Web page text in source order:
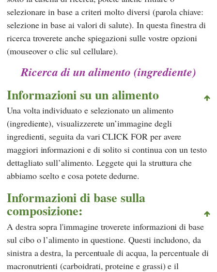
selezionare in base a criteri molto diversi (parola chiave:
selezione in base ai valori di salute). In questa finestra di
ricerca troverete anche spiegazioni sulle vostre opzioni
(mouseover o clic sul cellulare).
Ricerca di un alimento (ingrediente)
Informazioni su un alimento
Una volta individuato e selezionato un alimento
(ingrediente), visualizzerete un’immagine degli
ingredienti, seguita da vari CLICK FOR per avere
maggiori informazioni e di solito si continua con un testo
dettagliato sull’alimento. Leggete qui la struttura che
abbiamo scelto e cosa potete dedurne.
Informazioni di base sulla
composizione:
A destra sopra l'immagine troverete informazioni di base
sul cibo o l’alimento in questione. Questi includono, da
sinistra a destra, la percentuale di acqua, la percentuale di
macronutrienti (carboidrati, proteine e grassi) e il